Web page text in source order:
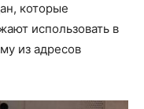
которые
использовать в
из адресов